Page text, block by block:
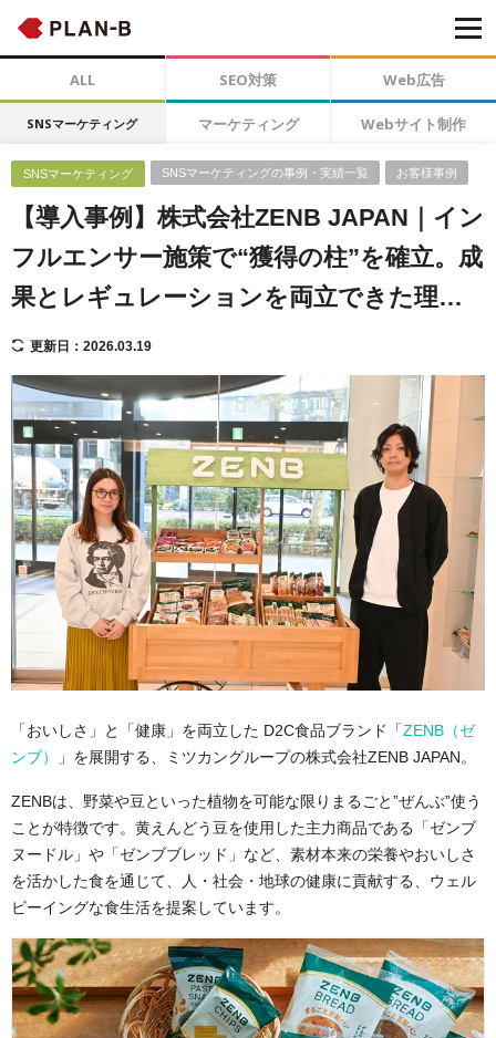
ALL SEO対策 Web広告
SNSマーケティング マーケティング Webサイト制作
SNSマーケティング SNSマーケティングの事例・実績一覧 お客様事例
【導入事例】株式会社ZENB JAPAN｜イン
フルエンサー施策で“獲得の柱”を確立。成
果とレギュレーションを両立できた理由
とは？
更新日：2026.03.19
「おいしさ」と「健康」を両立した D2C食品ブランド「ZENB（ゼ
ンブ）
」を展開する、ミツカングループの株式会社ZENB JAPAN。
ZENBは、野菜や豆といった植物を可能な限りまるごと”ぜんぶ”使う
ことが特徴です。黄えんどう豆を使用した主力商品である「ゼンブ
ヌードル」や「ゼンブブレッド」など、素材本来の栄養やおいしさ
を活かした食を通じて、人・社会・地球の健康に貢献する、ウェル
ビーイングな食生活を提案しています。